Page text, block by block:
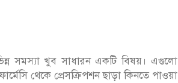
সমস্যা খুব সাধারন একটি বিষয়। এগুলো
থেকে প্রেসক্রিপশন ছাড়া কিনতে পাওয়া